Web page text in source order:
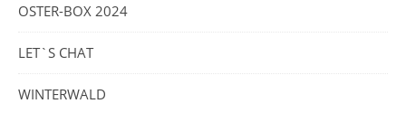
OSTER-BOX 2024
LET`S CHAT
WINTERWALD